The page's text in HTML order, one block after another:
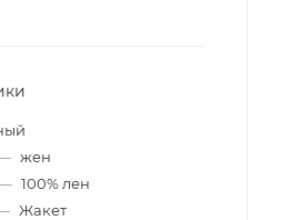
жен
100% лен
Жакет